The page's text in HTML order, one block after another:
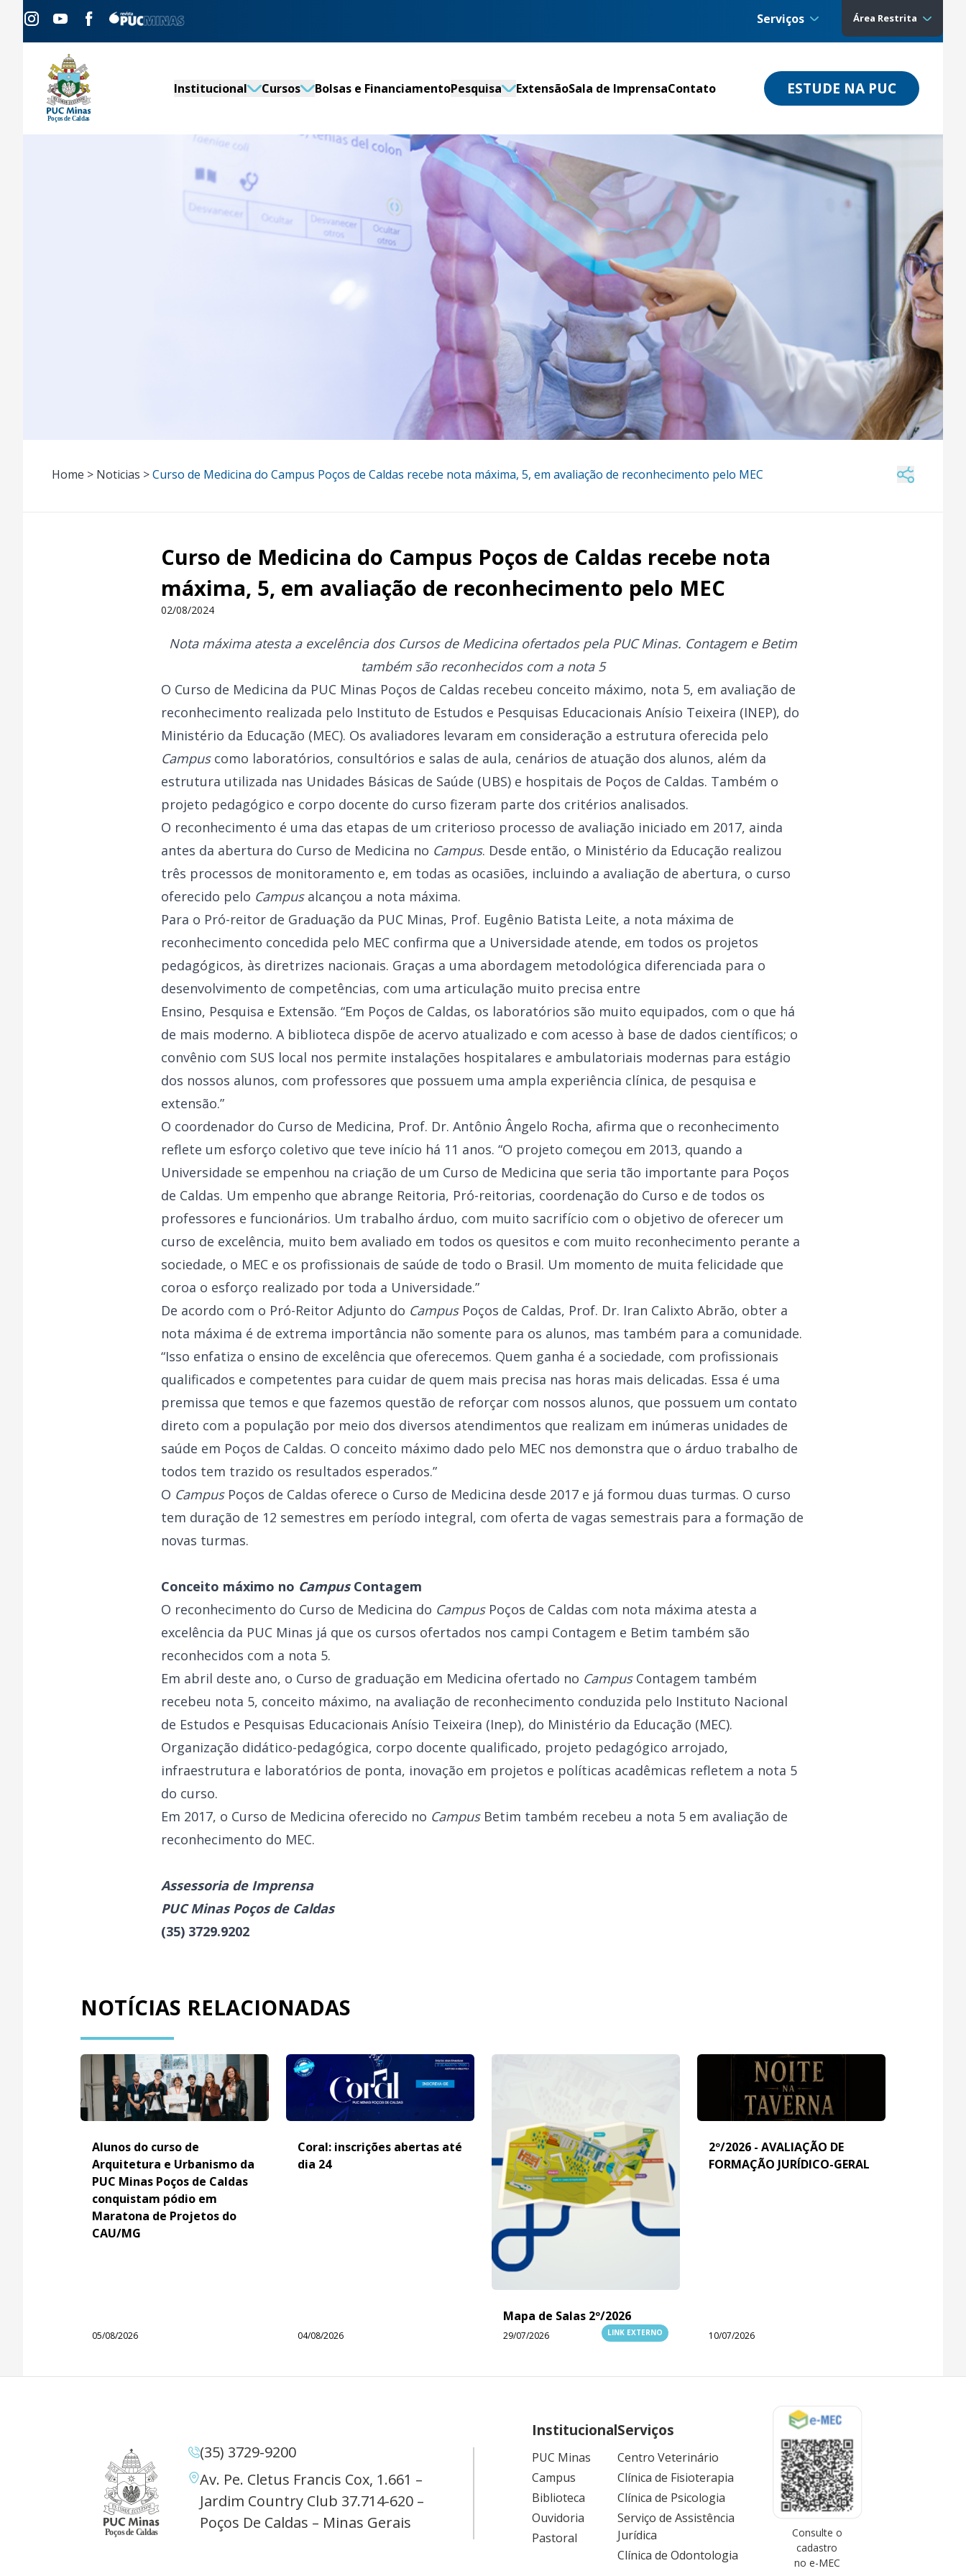
Serviços Área Restrita
Institucional Cursos Bolsas e FinanciamentoPesquisa ExtensãoSala de ImprensaContato ESTUDE NA PUC
Home > Noticias >Curso de Medicina do Campus Poços de Caldas recebe nota máxima, 5, em avaliação de reconhecimento pelo MEC
Curso de Medicina do Campus Poços de Caldas recebe nota
máxima, 5, em avaliação de reconhecimento pelo MEC
02/08/2024
Nota máxima atesta a excelência dos Cursos de Medicina ofertados pela PUC Minas. Contagem e Betim
também são reconhecidos com a nota 5
O Curso de Medicina da PUC Minas Poços de Caldas recebeu conceito máximo, nota 5, em avaliação de
reconhecimento realizada pelo Instituto de Estudos e Pesquisas Educacionais Anísio Teixeira (INEP), do
Ministério da Educação (MEC). Os avaliadores levaram em consideração a estrutura oferecida pelo
Campuscomo laboratórios, consultórios e salas de aula, cenários de atuação dos alunos, além da
estrutura utilizada nas Unidades Básicas de Saúde (UBS) e hospitais de Poços de Caldas. Também o
projeto pedagógico e corpo docente do curso fizeram parte dos critérios analisados.
O reconhecimento é uma das etapas de um criterioso processo de avaliação iniciado em 2017, ainda
antes da abertura do Curso de Medicina no Campus. Desde então, o Ministério da Educação realizou
três processos de monitoramento e, em todas as ocasiões, incluindo a avaliação de abertura, o curso
oferecido pelo Campus alcançou a nota máxima.
Para o Pró-reitor de Graduação da PUC Minas, Prof. Eugênio Batista Leite, a nota máxima de
reconhecimento concedida pelo MEC confirma que a Universidade atende, em todos os projetos
pedagógicos, às diretrizes nacionais. Graças a uma abordagem metodológica diferenciada para o
desenvolvimento de competências, com uma articulação muito precisa entre
Ensino, Pesquisa e Extensão. “Em Poços de Caldas, os laboratórios são muito equipados, com o que há
de mais moderno. A biblioteca dispõe de acervo atualizado e com acesso à base de dados científicos; o
convênio com SUS local nos permite instalações hospitalares e ambulatoriais modernas para estágio
dos nossos alunos, com professores que possuem uma ampla experiência clínica, de pesquisa e
extensão.”
O coordenador do Curso de Medicina, Prof. Dr. Antônio Ângelo Rocha, afirma que o reconhecimento
reflete um esforço coletivo que teve início há 11 anos. “O projeto começou em 2013, quando a
Universidade se empenhou na criação de um Curso de Medicina que seria tão importante para Poços
de Caldas. Um empenho que abrange Reitoria, Pró-reitorias, coordenação do Curso e de todos os
professores e funcionários. Um trabalho árduo, com muito sacrifício com o objetivo de oferecer um
curso de excelência, muito bem avaliado em todos os quesitos e com muito reconhecimento perante a
sociedade, o MEC e os profissionais de saúde de todo o Brasil. Um momento de muita felicidade que
coroa o esforço realizado por toda a Universidade.”
De acordo com o Pró-Reitor Adjunto do Campus Poços de Caldas, Prof. Dr. Iran Calixto Abrão, obter a
nota máxima é de extrema importância não somente para os alunos, mas também para a comunidade.
“Isso enfatiza o ensino de excelência que oferecemos. Quem ganha é a sociedade, com profissionais
qualificados e competentes para cuidar de quem mais precisa nas horas mais delicadas. Essa é uma
premissa que temos e que fazemos questão de reforçar com nossos alunos, que possuem um contato
direto com a população por meio dos diversos atendimentos que realizam em inúmeras unidades de
saúde em Poços de Caldas. O conceito máximo dado pelo MEC nos demonstra que o árduo trabalho de
todos tem trazido os resultados esperados.”
O Campus Poços de Caldas oferece o Curso de Medicina desde 2017 e já formou duas turmas. O curso
tem duração de 12 semestres em período integral, com oferta de vagas semestrais para a formação de
novas turmas.
Conceito máximo no CampusContagem
O reconhecimento do Curso de Medicina do CampusPoços de Caldas com nota máxima atesta a
excelência da PUC Minas já que os cursos ofertados nos campi Contagem e Betim também são
reconhecidos com a nota 5.
Em abril deste ano, o Curso de graduação em Medicina ofertado no CampusContagem também
recebeu nota 5, conceito máximo, na avaliação de reconhecimento conduzida pelo Instituto Nacional
de Estudos e Pesquisas Educacionais Anísio Teixeira (Inep), do Ministério da Educação (MEC).
Organização didático-pedagógica, corpo docente qualificado, projeto pedagógico arrojado,
infraestrutura e laboratórios de ponta, inovação em projetos e políticas acadêmicas refletem a nota 5
do curso.
Em 2017, o Curso de Medicina oferecido no CampusBetim também recebeu a nota 5 em avaliação de
reconhecimento do MEC.
Assessoria de Imprensa
PUC Minas Poços de Caldas
(35) 3729.9202
NOTÍCIAS RELACIONADAS
Alunos do curso de
Arquitetura e Urbanismo da
PUC Minas Poços de Caldas
conquistam pódio em
Maratona de Projetos do
CAU/MG
05/08/2026
Coral: inscrições abertas até
dia 24
04/08/2026
Mapa de Salas 2º/2026
29/07/2026 LINK EXTERNO
2º/2026 - AVALIAÇÃO DE
FORMAÇÃO JURÍDICO-GERAL
10/07/2026
(35) 3729-9200
Av. Pe. Cletus Francis Cox, 1.661 –
Jardim Country Club 37.714-620 –
Poços De Caldas – Minas Gerais
Institucional
PUC Minas
Campus
Biblioteca
Ouvidoria
Pastoral
Serviços
Centro Veterinário
Clínica de Fisioterapia
Clínica de Psicologia
Serviço de Assistência
Jurídica
Clínica de Odontologia
Consulte o
cadastro
no e-MEC